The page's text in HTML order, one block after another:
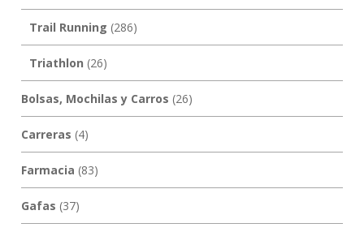
Trail Running (286)
Triathlon (26)
Bolsas, Mochilas y Carros (26)
Carreras (4)
Farmacia (83)
Gafas (37)